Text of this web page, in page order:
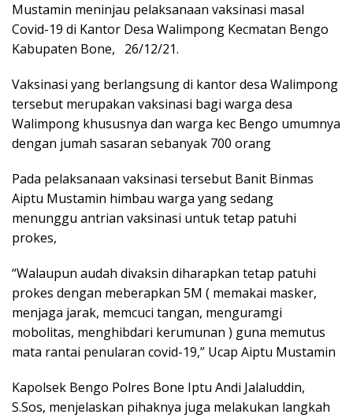
Mustamin meninjau pelaksanaan vaksinasi masal
Covid-19 di Kantor Desa Walimpong Kecmatan Bengo
Kabupaten Bone, 26/12/21.
Vaksinasi yang berlangsung di kantor desa Walimpong
tersebut merupakan vaksinasi bagi warga desa
Walimpong khususnya dan warga kec Bengo umumnya
dengan jumah sasaran sebanyak 700 orang
Pada pelaksanaan vaksinasi tersebut Banit Binmas
Aiptu Mustamin himbau warga yang sedang
menunggu antrian vaksinasi untuk tetap patuhi
prokes,
“Walaupun audah divaksin diharapkan tetap patuhi
prokes dengan meberapkan 5M ( memakai masker,
menjaga jarak, memcuci tangan, menguramgi
mobolitas, menghibdari kerumunan ) guna memutus
mata rantai penularan covid-19,” Ucap Aiptu Mustamin
Kapolsek Bengo Polres Bone Iptu Andi Jalaluddin,
S.Sos, menjelaskan pihaknya juga melakukan langkah